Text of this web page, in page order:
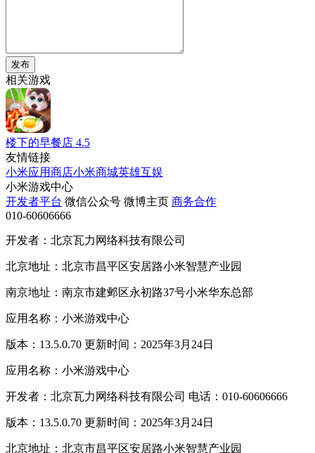
发布
相关游戏
楼下的早餐店 4.5
友情链接
小米应用商店小米商城英雄互娱
小米游戏中心
开发者平台 微信公众号 微博主页 商务合作
010-60606666
开发者：北京瓦力网络科技有限公司
北京地址：北京市昌平区安居路小米智慧产业园
南京地址：南京市建邺区永初路37号小米华东总部
应用名称：小米游戏中心
版本：13.5.0.70 更新时间：2025年3月24日
应用名称：小米游戏中心
开发者：北京瓦力网络科技有限公司 电话：010-60606666
版本：13.5.0.70 更新时间：2025年3月24日
北京地址：北京市昌平区安居路小米智慧产业园